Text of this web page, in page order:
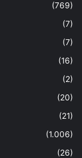
(769)
(7)
(7)
(16)
(2)
(20)
(21)
(1.006)
(26)